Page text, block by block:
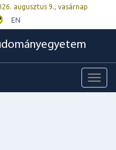
augusztus 9., vasárnap
EN